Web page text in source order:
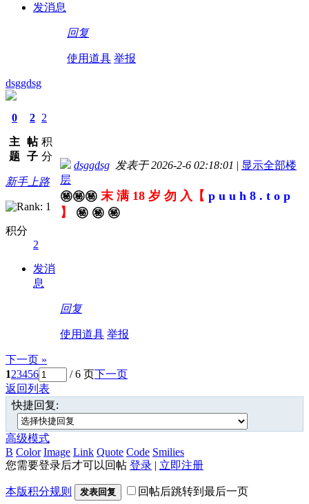
发消息
回复
使用道具 举报
dsggdsg
0
主
题
2
帖
子
2
积
分
新手上路
积分
2
发消
息
dsggdsg 发表于 2026-2-6 02:18:01 | 显示全部楼
层
㊙️㊙️㊙️ 末 满 18 岁 勿 入【 p u u h 8 . t o p
】 ㊙️ ㊙️ ㊙️
回复
使用道具 举报
下一页 »
123456 / 6 页下一页
返回列表
快捷回复:
高级模式
B Color Image Link Quote Code Smilies
您需要登录后才可以回帖 登录 | 立即注册
本版积分规则 发表回复 回帖后跳转到最后一页